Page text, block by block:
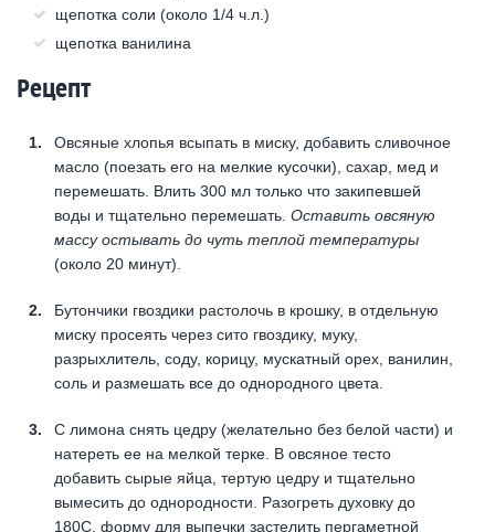
щепотка соли (около 1/4 ч.л.)
щепотка ванилина
Рецепт
Овсяные хлопья всыпать в миску, добавить сливочное
масло (поезать его на мелкие кусочки), сахар, мед и
перемешать. Влить 300 мл только что закипевшей
воды и тщательно перемешать. Оставить овсяную
массу остывать до чуть теплой температуры
(около 20 минут).
Бутончики гвоздики растолочь в крошку, в отдельную
миску просеять через сито гвоздику, муку,
разрыхлитель, соду, корицу, мускатный орех, ванилин,
соль и размешать все до однородного цвета.
С лимона снять цедру (желательно без белой части) и
натереть ее на мелкой терке. В овсяное тесто
добавить сырые яйца, тертую цедру и тщательно
вымесить до однородности. Разогреть духовку до
180С, форму для выпечки застелить пергаметной